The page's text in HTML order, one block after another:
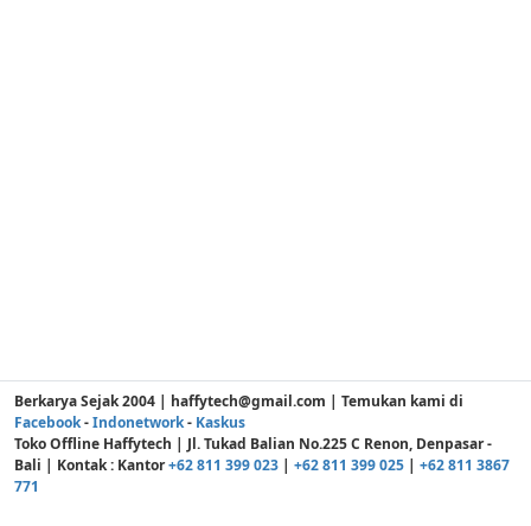
Berkarya Sejak 2004 | haffytech@gmail.com | Temukan kami di
Facebook-Indonetwork- Kaskus
Toko Offline Haffytech | Jl. Tukad Balian No.225 C Renon, Denpasar -
Bali | Kontak : Kantor+62 811 399 023 | +62 811 399 025 | +62 811 3867
771